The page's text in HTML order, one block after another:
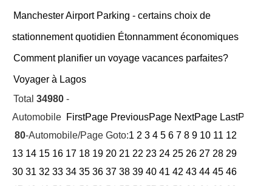
Manchester Airport Parking - certains choix de
stationnement quotidien Étonnamment économiques
Comment planifier un voyage vacances parfaites?
Voyager à Lagos
Total 34980 -
Automobile FirstPage PreviousPage NextPage LastPage
80-Automobile/Page Goto:1 2 3 4 5 6 7 8 9 10 11 12
13 14 15 16 17 18 19 20 21 22 23 24 25 26 27 28 29
30 31 32 33 34 35 36 37 38 39 40 41 42 43 44 45 46